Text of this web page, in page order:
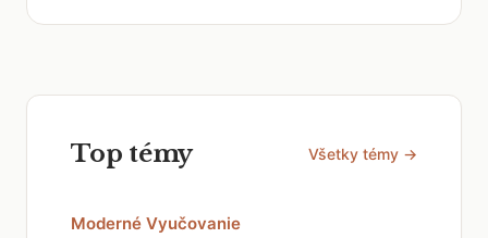
Top témy Všetky témy →
Moderné Vyučovanie